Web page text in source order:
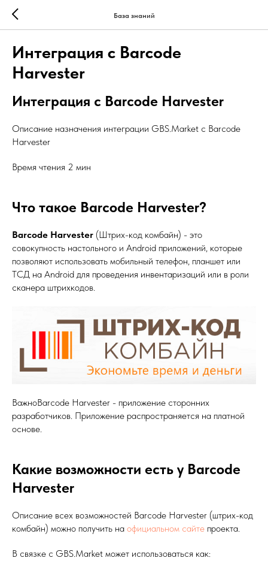
База знаний
Интеграция с Barcode
Harvester
Интеграция с Barcode Harvester
Описание назначения интеграции GBS.Market с Barcode
Harvester
Время чтения 2 мин
Что такое Barcode Harvester?
Barcode Harvester (Штрих-код комбайн) - это
совокупность настольного и Android приложений, которые
позволяют использовать мобильный телефон, планшет или
ТСД на Android для проведения инвентаризаций или в роли
сканера штрихкодов.
ВажноBarcode Harvester - приложение сторонних
разработчиков. Приложение распространяется на платной
основе.
Какие возможности есть у Barcode
Harvester
Описание всех возможностей Barcode Harvester (штрих-код
комбайн) можно получить на официальном сайте проекта.
В связке с GBS.Market может использоваться как: